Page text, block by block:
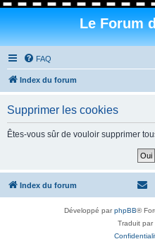
Le Forum
FAQ
Index du forum
Supprimer les cookies
Êtes-vous sûr de vouloir supprimer
Index du forum
Développé parphpBB®
Traduit par